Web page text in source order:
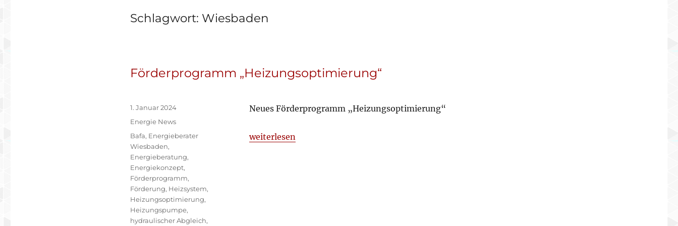
Schlagwort: Wiesbaden
Förderprogramm „Heizungsoptimierung“
Neues Förderprogramm „Heizungsoptimierung“
„Förderprogramm „Heizungsoptimierung““
weiterlesen
Veröffentlicht
1. Januar 2024
Kategorien
Energie News
Schlagwörter
Bafa, Energieberater
Wiesbaden,
Energieberatung,
Energiekonzept,
Förderprogramm,
Förderung, Heizsystem,
Heizungsoptimierung,
Heizungspumpe,
hydraulischer Abgleich,